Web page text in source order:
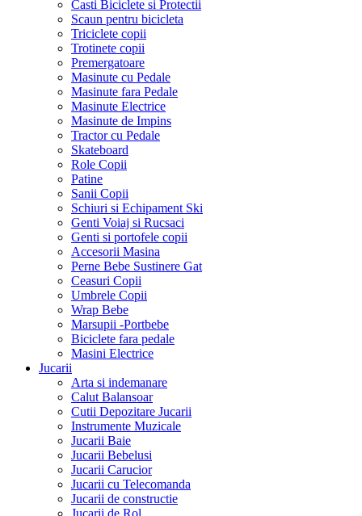
Casti Biciclete si Protectii
Scaun pentru bicicleta
Triciclete copii
Trotinete copii
Premergatoare
Masinute cu Pedale
Masinute fara Pedale
Masinute Electrice
Masinute de Impins
Tractor cu Pedale
Skateboard
Role Copii
Patine
Sanii Copii
Schiuri si Echipament Ski
Genti Voiaj si Rucsaci
Genti si portofele copii
Accesorii Masina
Perne Bebe Sustinere Gat
Ceasuri Copii
Umbrele Copii
Wrap Bebe
Marsupii -Portbebe
Biciclete fara pedale
Masini Electrice
Jucarii
Arta si indemanare
Calut Balansoar
Cutii Depozitare Jucarii
Instrumente Muzicale
Jucarii Baie
Jucarii Bebelusi
Jucarii Carucior
Jucarii cu Telecomanda
Jucarii de constructie